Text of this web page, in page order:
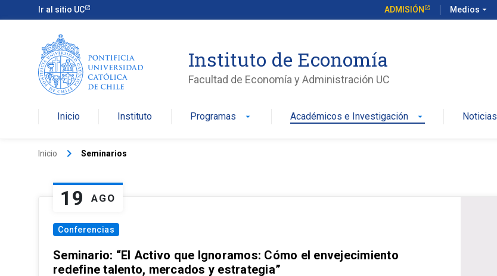
Ir al sitio UC ADMISIÓN Medios arrow_drop_down
Instituto de Economía
Facultad de Economía y Administración UC
Inicio Instituto Programas arrow_drop_down Académicos e Investigación arrow_drop_down Noticias
Inicio keyboard_arrow_right Seminarios
19 AGO
Conferencias
Seminario: “El Activo que Ignoramos: Cómo el envejecimiento
redefine talento, mercados y estrategia”